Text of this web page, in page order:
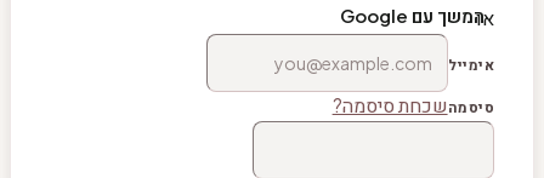
המשך עם Googleאו
אימייל
סיסמה שכחת סיסמה?